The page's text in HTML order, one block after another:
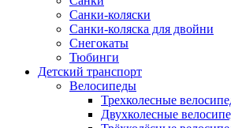
Санки-коляски
Санки-коляска для двойни
Снегокаты
Тюбинги
Детский транспорт
Велосипеды
Трехколесные
Двухколесные